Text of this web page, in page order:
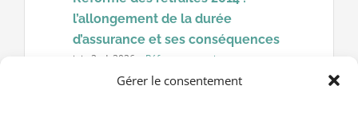
Gérer le consentement
l’allongement de la durée
d’assurance et ses conséquences
juin 2nd, 2026 Réformes retraites
Réforme des retraites 2014 :